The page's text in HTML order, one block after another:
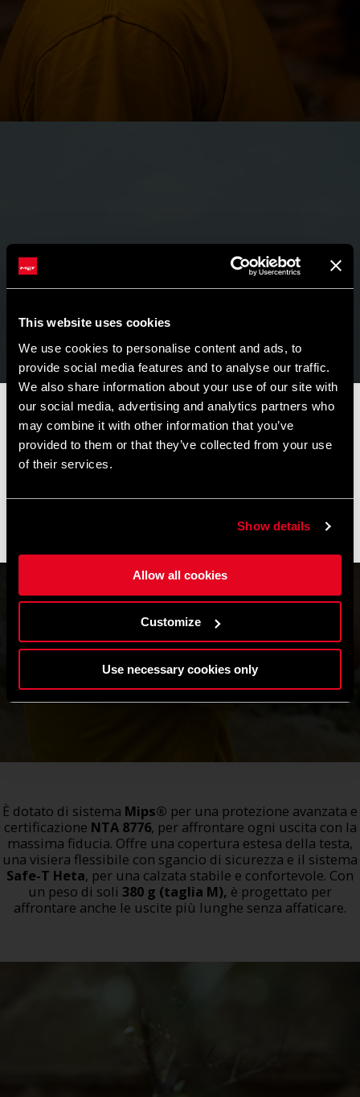
This website uses cookies
We use cookies to personalise content and ads, to
provide social media features and to analyse our traffic.
We also share information about your use of our site with
our social media, advertising and analytics partners who
may combine it with other information that you’ve
provided to them or that they’ve collected from your use
of their services.
Show details
Allow all cookies
Customize
Use necessary cookies only
È dotato di sistema Mips® per una protezione avanzata e
certificazione NTA 8776, per affrontare ogni uscita con la
massima fiducia. Offre una copertura estesa della testa,
una visiera flessibile con sgancio di sicurezza e il sistema
Safe-T Heta, per una calzata stabile e confortevole. Con
un peso di soli 380 g (taglia M), è progettato per
affrontare anche le uscite più lunghe senza affaticare.
📦AVVISO DI CHIUSURA ESTIVA📦
I nostri uffici e il magazzino resteranno chiusi dall'8 al 17